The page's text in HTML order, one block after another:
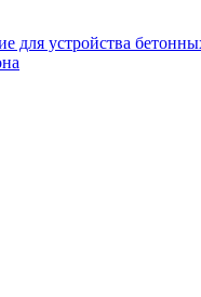
для устройства